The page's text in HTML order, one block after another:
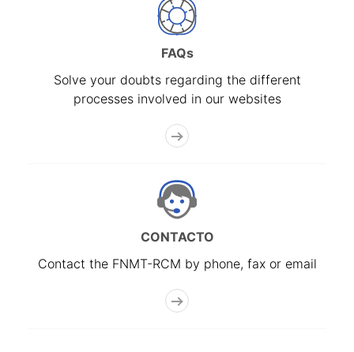
FAQs
Solve your doubts regarding the different
processes involved in our websites
CONTACTO
Contact the FNMT-RCM by phone, fax or email